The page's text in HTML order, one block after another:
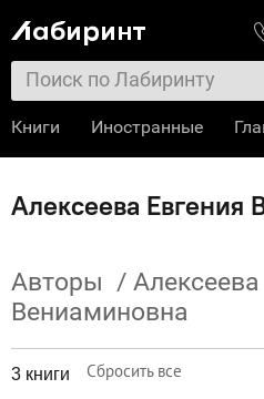
Алексеева Евгения
Авторы /
Вениаминовна
3 книги Сбросить все
Книги Иностранные